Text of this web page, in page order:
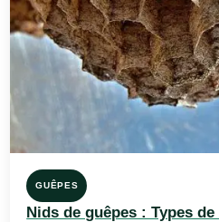
GUÊPES
Nids de guêpes : Types